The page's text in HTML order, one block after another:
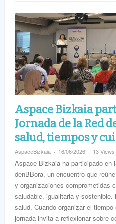
Aspace Bizkaia
Jornada de la Red
salud, tiempos y
AspaceBizkaia 16/06/2026 13 Views
Aspace Bizkaia ha participado en
denBBora, un encuentro que
y organizaciones comprometidas
saludable, igualitaria y sostenible.
salud. Cuando organizar el
jornada invita a reflexionar sobre